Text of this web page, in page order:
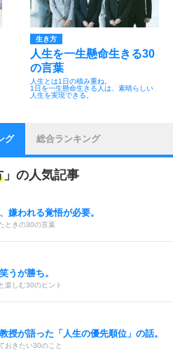
生き方
人生を一生懸命生きる30
の言葉
人生とは1日の積み重ね。
1日を一生懸命生きる人は、素晴らしい
人生を実現できる。
グ 総合ランキング
」の人気記事
嫌われる覚悟が必要。
ときの30の言葉
うが勝ち。
楽しむ30のヒント
授が語った「人生の優先順位」の話。
おきたい30のこと